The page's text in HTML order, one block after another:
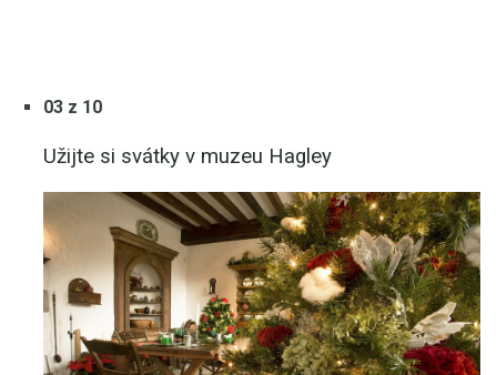
03 z 10
Užijte si svátky v muzeu Hagley